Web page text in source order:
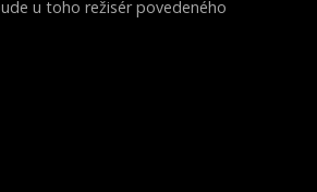
u toho režisér povedeného